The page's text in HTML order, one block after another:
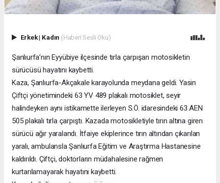
Erkek| Kadın (Haberi Sesli Oku)
Şanlıurfa’nın Eyyübiye ilçesinde tırla çarpışan motosikletin
sürücüsü hayatını kaybetti.
Kaza, Şanlıurfa-Akçakale karayolunda meydana geldi. Yasin
Çiftçi yönetimindeki 63 YV 489 plakalı motosiklet, seyir
halindeyken aynı istikamette ilerleyen S.Ö. idaresindeki 63 AEN
505 plakalı tırla çarpıştı. Kazada motosikletiyle tırın altına giren
sürücü ağır yaralandı. İtfaiye ekiplerince tırın altından çıkarılan
yaralı, ambulansla Şanlıurfa Eğitim ve Araştırma Hastanesine
kaldırıldı. Çiftçi, doktorların müdahalesine rağmen
kurtarılamayarak hayatını kaybetti.